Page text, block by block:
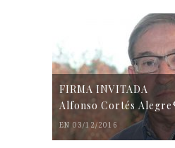
FIRMA INVITADA
Alfonso Cortés
EN 03/12/2016